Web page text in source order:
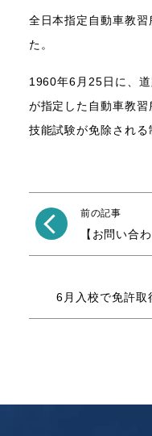
全日本指定自動車教
た。
1960年6月25日に、
が指定した自動車教
技能試験が免除される
前の記事
【お問い合
6月入校で免許取